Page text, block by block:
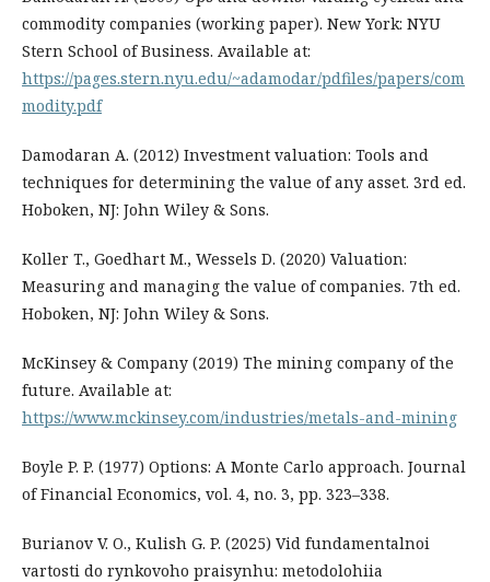
commodity companies (working paper). New York: NYU
Stern School of Business. Available at:
https://pages.stern.nyu.edu/~adamodar/pdfiles/papers/com
modity.pdf
Damodaran A. (2012) Investment valuation: Tools and
techniques for determining the value of any asset. 3rd ed.
Hoboken, NJ: John Wiley & Sons.
Koller T., Goedhart M., Wessels D. (2020) Valuation:
Measuring and managing the value of companies. 7th ed.
Hoboken, NJ: John Wiley & Sons.
McKinsey & Company (2019) The mining company of the
future. Available at:
https://www.mckinsey.com/industries/metals-and-mining
Boyle P. P. (1977) Options: A Monte Carlo approach. Journal
of Financial Economics, vol. 4, no. 3, pp. 323–338.
Burianov V. O., Kulish G. P. (2025) Vid fundamentalnoi
vartosti do rynkovoho praisynhu: metodolohiia